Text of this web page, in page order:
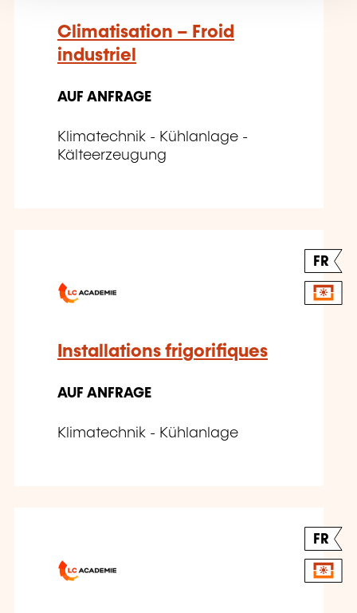
Climatisation – Froid
industriel
AUF ANFRAGE
Klimatechnik - Kühlanlage -
Kälteerzeugung
FR
Installations frigorifiques
AUF ANFRAGE
Klimatechnik - Kühlanlage
FR